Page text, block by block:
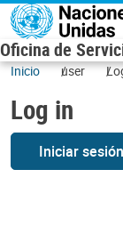
Skip to main
Oficina de
Inicio user
Log in
Iniciar sesión